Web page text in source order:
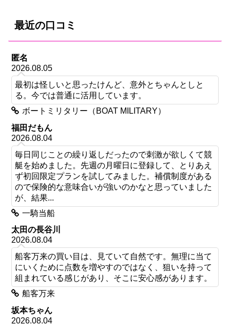
最近の口コミ
匿名
2026.08.05
最初は怪しいと思ったけんど、意外とちゃんとしと
る。今では普通に活用しています。
ボートミリタリー（BOAT MILITARY）
福田だもん
2026.08.04
毎日同じことの繰り返しだったので刺激が欲しくて競
艇を始めました。先週の月曜日に登録して、とりあえ
ず初回限定プランを試してみました。補償制度がある
ので保険的な意味合いが強いのかなと思っていました
が、結果...
一騎当船
太田の長谷川
2026.08.04
船客万来の買い目は、見ていて自然です。無理に当て
にいくために点数を増やすのではなく、狙いを持って
組まれている感じがあり、そこに安心感があります。
船客万来
坂本ちゃん
2026.08.04